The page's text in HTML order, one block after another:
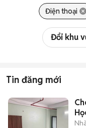
Điện thoại
Đổi khu
Tin đăng mới